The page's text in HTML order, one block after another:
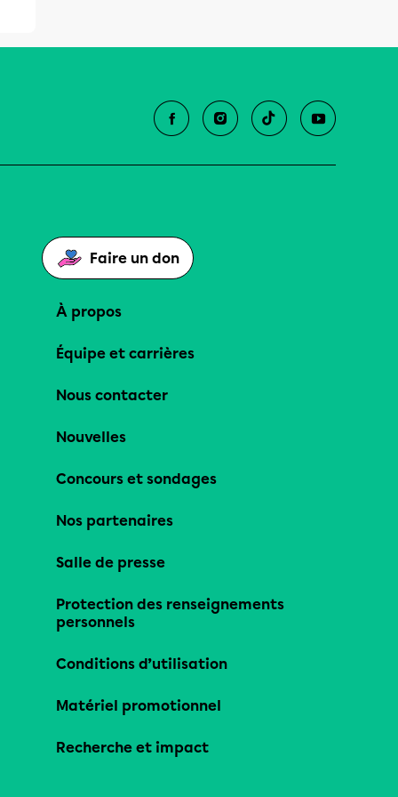
Faire un don
À propos
Équipe et carrières
Nous contacter
Nouvelles
Concours et sondages
Nos partenaires
Salle de presse
Protection des renseignements
personnels
Conditions d’utilisation
Matériel promotionnel
Recherche et impact